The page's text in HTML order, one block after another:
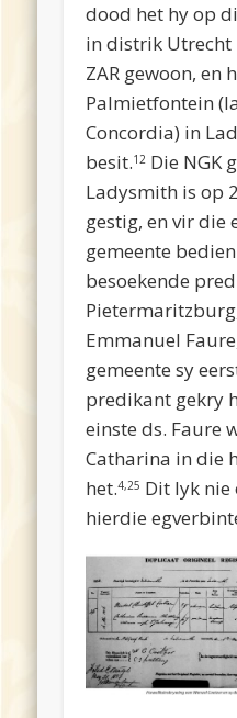
dood het hy op
in distrik Utrecht
ZAR gewoon, en
Palmietfontein
Concordia) in
besit.12 Die NGK
Ladysmith is op
gestig, en vir die
gemeente
besoekende
Emmanuel
gemeente sy
predikant gekry
einste ds. Faure
Catharina in die
het.4,25 Dit lyk
hierdie